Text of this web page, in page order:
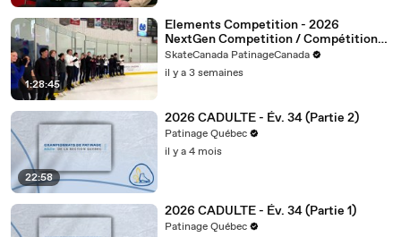
1:28:45
Elements Competition - 2026
NextGen Competition / Compétition
NextGen 2026
SkateCanada PatinageCanada
il y a 3 semaines
22:58
2026 CADULTE - Év. 34 (Partie 2)
Patinage Québec
il y a 4 mois
2026 CADULTE - Év. 34 (Partie 1)
Patinage Québec